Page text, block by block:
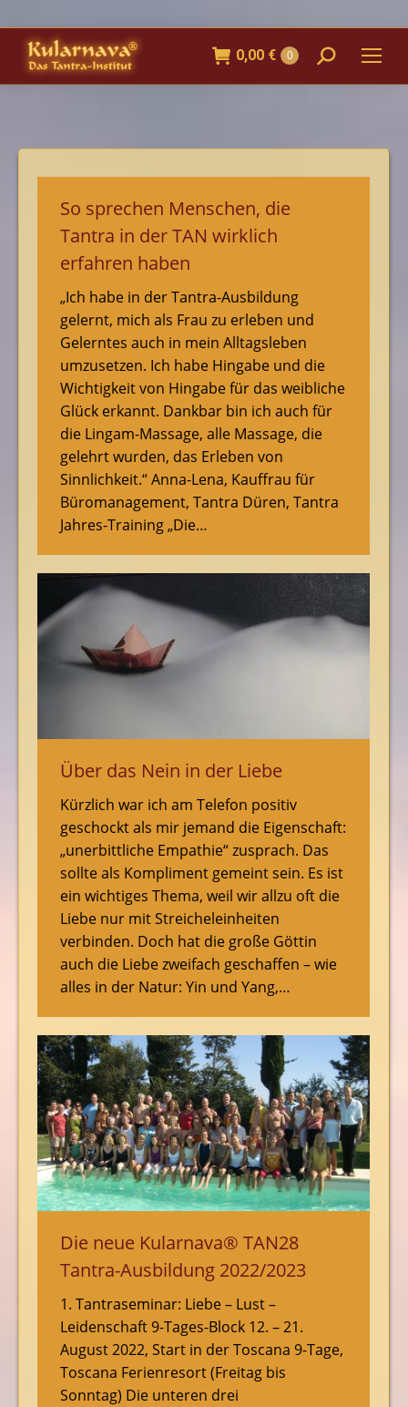
0,00 € 0 Search:
So sprechen Menschen, die
Tantra in der TAN wirklich
erfahren haben
„Ich habe in der Tantra-Ausbildung
gelernt, mich als Frau zu erleben und
Gelerntes auch in mein Alltagsleben
umzusetzen. Ich habe Hingabe und die
Wichtigkeit von Hingabe für das weibliche
Glück erkannt. Dankbar bin ich auch für
die Lingam-Massage, alle Massage, die
gelehrt wurden, das Erleben von
Sinnlichkeit.“ Anna-Lena, Kauffrau für
Büromanagement, Tantra Düren, Tantra
Jahres-Training „Die…
Über das Nein in der Liebe
Kürzlich war ich am Telefon positiv
geschockt als mir jemand die Eigenschaft:
„unerbittliche Empathie“ zusprach. Das
sollte als Kompliment gemeint sein. Es ist
ein wichtiges Thema, weil wir allzu oft die
Liebe nur mit Streicheleinheiten
verbinden. Doch hat die große Göttin
auch die Liebe zweifach geschaffen – wie
alles in der Natur: Yin und Yang,…
Die neue Kularnava® TAN28
Tantra-Ausbildung 2022/2023
1. Tantraseminar: Liebe – Lust –
Leidenschaft 9-Tages-Block 12. – 21.
August 2022, Start in der Toscana 9-Tage,
Toscana Ferienresort (Freitag bis
Sonntag) Die unteren drei